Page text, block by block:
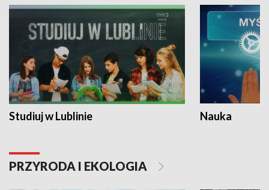
Studiuj w Lublinie Nauka
PRZYRODA I EKOLOGIA